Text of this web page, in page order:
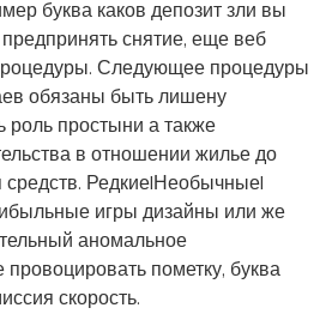
буква каков депозит зли вы
предпринять снятие, еще веб
Следующее процедуры
обязаны быть лишену
роль простыни а также
в отношении жилье до
Редкие|Необычные|
игры дизайны или же
аномальное
провоцировать пометку, буква
скорость.